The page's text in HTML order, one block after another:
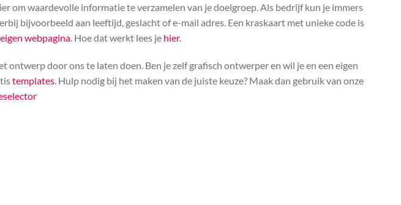
om waardevolle informatie te verzamelen van je doelgroep. Als bedrijf kun je immers
bijvoorbeeld aan leeftijd, geslacht of e-mail adres. Een kraskaart met unieke code is
eigen webpagina. Hoe dat werkt lees je hier.
door ons te laten doen. Ben je zelf grafisch ontwerper en wil je en een eigen
templates. Hulp nodig bij het maken van de juiste keuze? Maak dan gebruik van onze